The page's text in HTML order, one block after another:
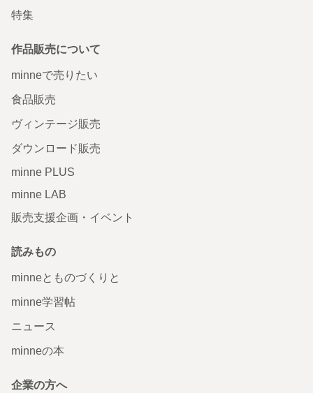
特集
作品販売について
minneで売りたい
食品販売
ヴィンテージ販売
ダウンロード販売
minne PLUS
minne LAB
販売支援企画・イベント
読みもの
minneとものづくりと
minne学習帖
ニュース
minneの本
企業の方へ